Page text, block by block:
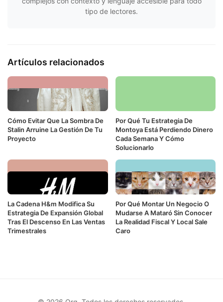
tipo de lectores.
Artículos relacionados
Cómo Evitar Que La Sombra De
Stalin Arruine La Gestión De Tu
Proyecto
Por Qué Tu Estrategia De
Montoya Está Perdiendo Dinero
Cada Semana Y Cómo
Solucionarlo
La Cadena H&m Modifica Su
Estrategia De Expansión Global
Tras El Descenso En Las Ventas
Trimestrales
Por Qué Montar Un Negocio O
Mudarse A Mataró Sin Conocer
La Realidad Fiscal Y Local Sale
Caro